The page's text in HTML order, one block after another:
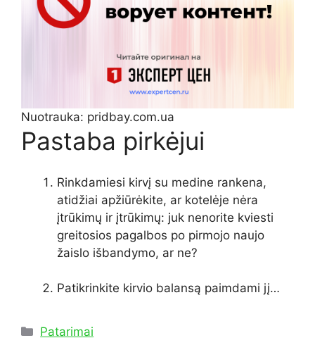
Nuotrauka: pridbay.com.ua
Pastaba pirkėjui
Rinkdamiesi kirvį su medine rankena,
atidžiai apžiūrėkite, ar kotelėje nėra
įtrūkimų ir įtrūkimų: juk nenorite kviesti
greitosios pagalbos po pirmojo naujo
žaislo išbandymo, ar ne?
Patikrinkite kirvio balansą paimdami jį…
Kategorijos
Patarimai